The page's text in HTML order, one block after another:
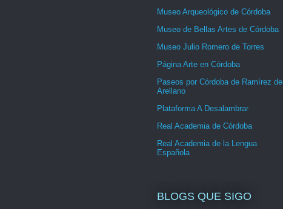
Museo Arqueológico de Córdoba
Museo de Bellas Artes de Córdoba
Museo Julio Romero de Torres
Página Arte en Córdoba
Paseos por Córdoba de Ramírez de
Arellano
Plataforma A Desalambrar
Real Academia de Córdoba
Real Academia de la Lengua
Española
BLOGS QUE SIGO